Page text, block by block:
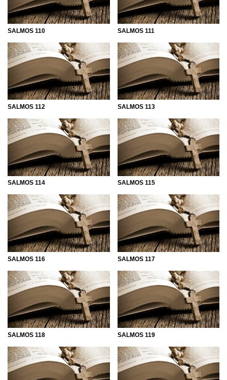
SALMOS 110 SALMOS 111
SALMOS 112 SALMOS 113
SALMOS 114 SALMOS 115
SALMOS 116 SALMOS 117
SALMOS 118 SALMOS 119